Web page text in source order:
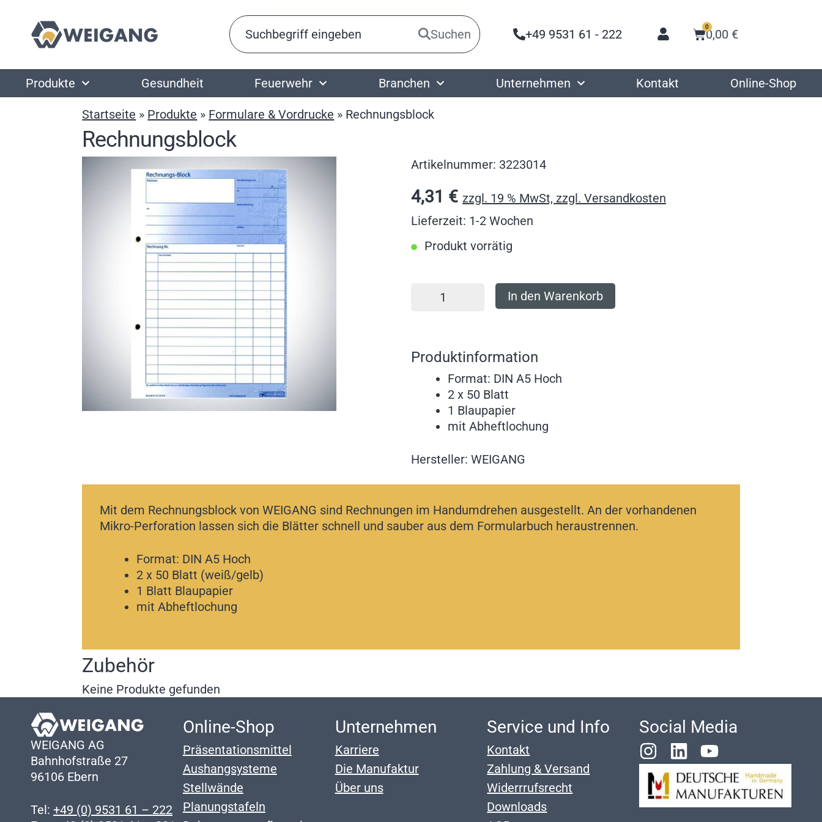
Suchen +49 9531 61 - 222 0,00 €
0
Produkte Gesundheit Feuerwehr Branchen Unternehmen Kontakt Online-Shop
Startseite » Produkte » Formulare & Vordrucke » Rechnungsblock
Rechnungsblock
Artikelnummer: 3223014
4,31 € zzgl. 19 % MwSt, zzgl. Versandkosten
Lieferzeit: 1-2 Wochen
Produkt vorrätig
In den Warenkorb
Produktinformation
Format: DIN A5 Hoch
2 x 50 Blatt
1 Blaupapier
mit Abheftlochung
Hersteller: WEIGANG
Mit dem Rechnungsblock von WEIGANG sind Rechnungen im Handumdrehen ausgestellt. An der vorhandenen
Mikro-Perforation lassen sich die Blätter schnell und sauber aus dem Formularbuch heraustrennen.
Format: DIN A5 Hoch
2 x 50 Blatt (weiß/gelb)
1 Blatt Blaupapier
mit Abheftlochung
Zubehör
Keine Produkte gefunden
WEIGANG AG
Bahnhofstraße 27
96106 Ebern
Tel: +49 (0) 9531 61 – 222
Online-Shop
Präsentationsmittel
Aushangsysteme
Stellwände
Planungstafeln
Unternehmen
Karriere
Die Manufaktur
Über uns
Service und Info
Kontakt
Zahlung & Versand
Widerrrufsrecht
Downloads
Social Media